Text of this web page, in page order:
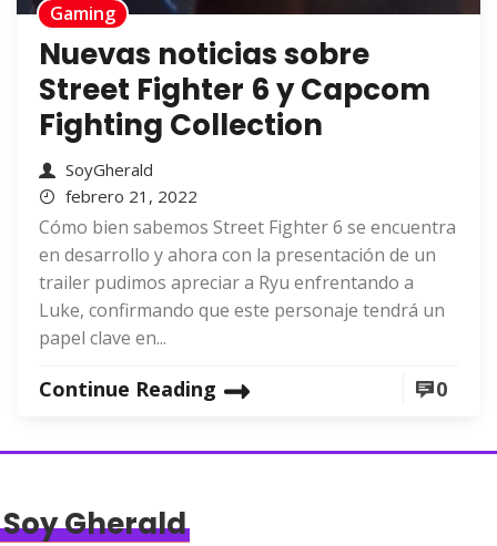
Gaming
Nuevas noticias sobre
Street Fighter 6 y Capcom
Fighting Collection
SoyGherald
febrero 21, 2022
Cómo bien sabemos Street Fighter 6 se encuentra
en desarrollo y ahora con la presentación de un
trailer pudimos apreciar a Ryu enfrentando a
Luke, confirmando que este personaje tendrá un
papel clave en...
Continue Reading 0
Soy Gherald